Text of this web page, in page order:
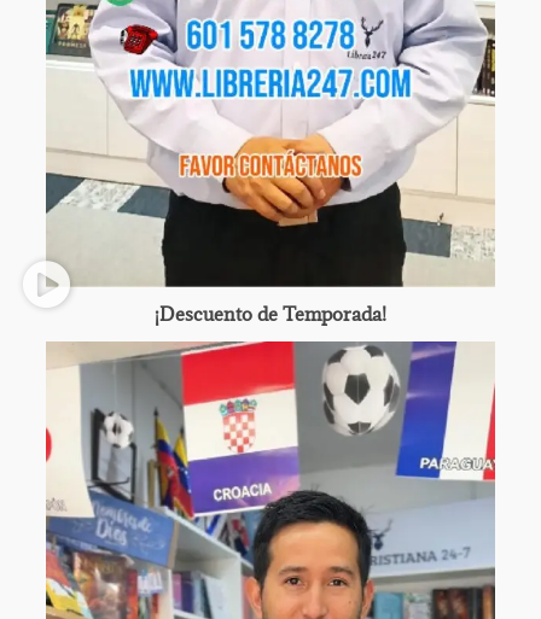
¡Descuento de Temporada!